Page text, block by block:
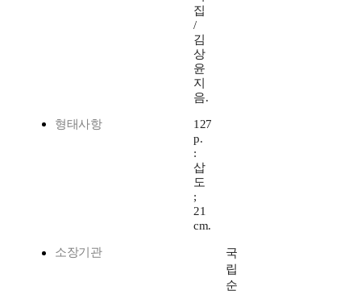
집
/
김
상
윤
지
음.
형태사항
127
p.
:
삽
도
;
21
cm.
소장기관
국
립
순